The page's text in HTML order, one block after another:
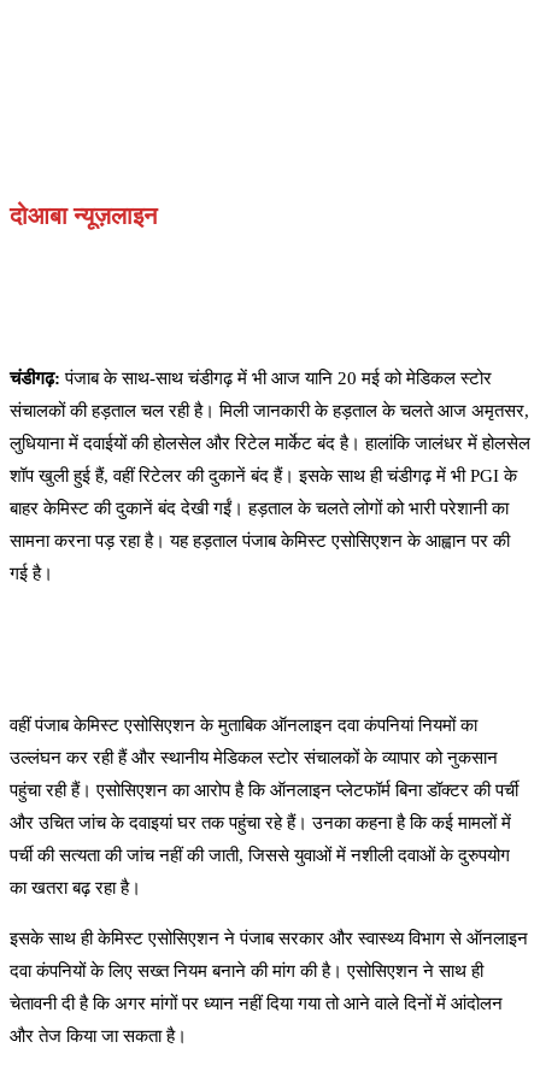
दोआबा न्यूज़लाइन
चंडीगढ़:पंजाब के साथ-साथ चंडीगढ़ में भी आज यानि 20 मई को मेडिकल स्टोर
संचालकों की हड़ताल चल रही है। मिली जानकारी के हड़ताल के चलते आज अमृतसर,
लुधियाना में दवाईयों की होलसेल और रिटेल मार्केट बंद है। हालांकि जालंधर में होलसेल
शॉप खुली हुई हैं, वहीं रिटेलर की दुकानें बंद हैं। इसके साथ ही चंडीगढ़ में भी PGI के
बाहर केमिस्ट की दुकानें बंद देखी गईं। हड़ताल के चलते लोगों को भारी परेशानी का
सामना करना पड़ रहा है। यह हड़ताल पंजाब केमिस्ट एसोसिएशन के आह्वान पर की
गई है।
वहीं पंजाब केमिस्ट एसोसिएशन के मुताबिक ऑनलाइन दवा कंपनियां नियमों का
उल्लंघन कर रही हैं और स्थानीय मेडिकल स्टोर संचालकों के व्यापार को नुकसान
पहुंचा रही हैं। एसोसिएशन का आरोप है कि ऑनलाइन प्लेटफॉर्म बिना डॉक्टर की पर्ची
और उचित जांच के दवाइयां घर तक पहुंचा रहे हैं। उनका कहना है कि कई मामलों में
पर्ची की सत्यता की जांच नहीं की जाती, जिससे युवाओं में नशीली दवाओं के दुरुपयोग
का खतरा बढ़ रहा है।
इसके साथ ही केमिस्ट एसोसिएशन ने पंजाब सरकार और स्वास्थ्य विभाग से ऑनलाइन
दवा कंपनियों के लिए सख्त नियम बनाने की मांग की है। एसोसिएशन ने साथ ही
चेतावनी दी है कि अगर मांगों पर ध्यान नहीं दिया गया तो आने वाले दिनों में आंदोलन
और तेज किया जा सकता है।